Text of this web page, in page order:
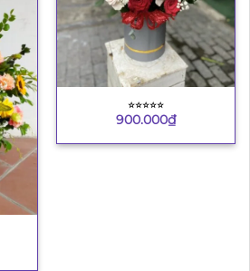
⭐︎⭐︎⭐︎⭐︎⭐︎
900.000₫